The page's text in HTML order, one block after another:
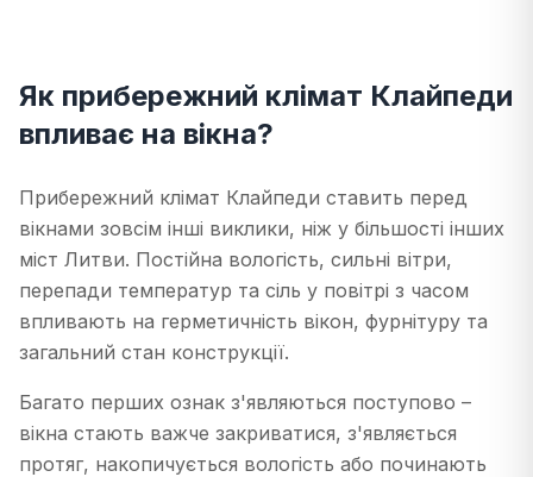
Як прибережний клімат Клайпеди
впливає на вікна?
Прибережний клімат Клайпеди ставить перед
вікнами зовсім інші виклики, ніж у більшості інших
міст Литви. Постійна вологість, сильні вітри,
перепади температур та сіль у повітрі з часом
впливають на герметичність вікон, фурнітуру та
загальний стан конструкції.
Багато перших ознак з'являються поступово –
вікна стають важче закриватися, з'являється
протяг, накопичується вологість або починають